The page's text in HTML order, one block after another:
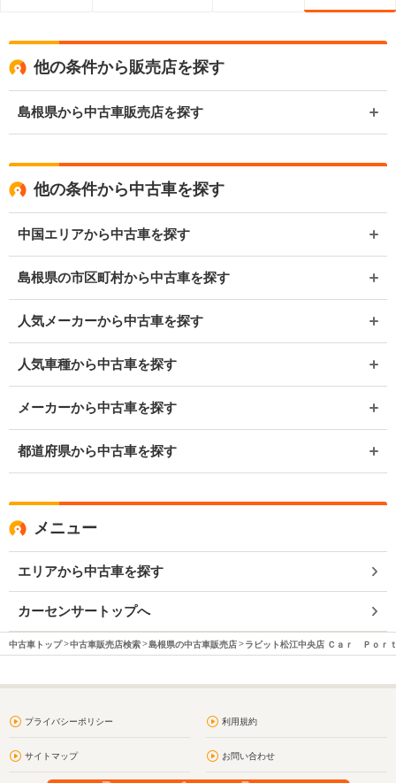
他の条件から販売店を探す
島根県から中古車販売店を探す
他の条件から中古車を探す
中国エリアから中古車を探す
島根県の市区町村から中古車を探す
人気メーカーから中古車を探す
人気車種から中古車を探す
メーカーから中古車を探す
都道府県から中古車を探す
メニュー
エリアから中古車を探す
カーセンサートップへ
中古車トップ 中古車販売店検索 島根県の中古車販売店 ラビット松江中央店 Ｃａｒ Ｐｏｒ
プライバシーポリシー 利用規約
サイトマップ お問い合わせ